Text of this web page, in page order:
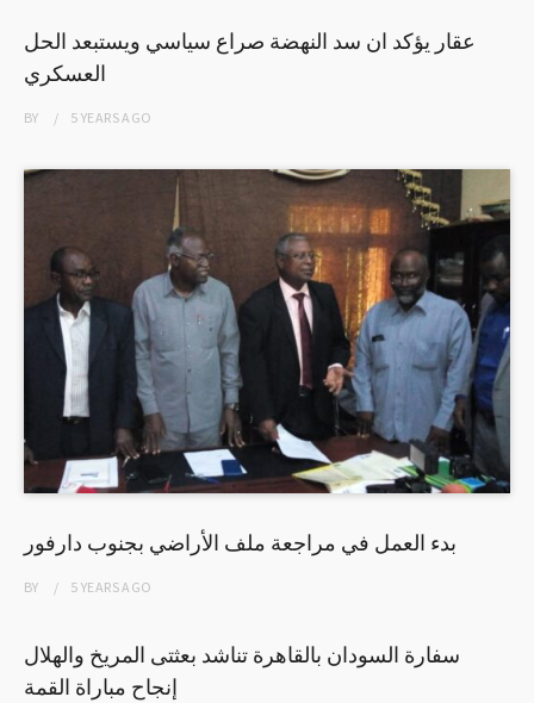
عقار يؤكد ان سد النهضة صراع سياسي ويستبعد الحل
العسكري
BY 5 YEARSAGO
بدء العمل في مراجعة ملف الأراضي بجنوب دارفور
BY 5 YEARSAGO
سفارة السودان بالقاهرة تناشد بعثتى المريخ والهلال
إنجاح مباراة القمة